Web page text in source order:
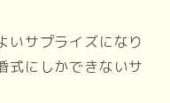
いサプライズになり
式にしかできないサ